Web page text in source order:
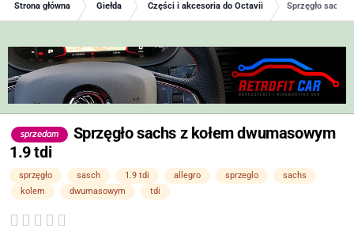
Strona główna Giełda Części i akcesoria do Octavii Sprzęgło sachs
sprzedam
Sprzęgło sachs z kołem dwumasowym
1.9 tdi
sprzęgło sasch 1.9 tdi allegro sprzeglo
sachs
kolem
dwumasowym tdi